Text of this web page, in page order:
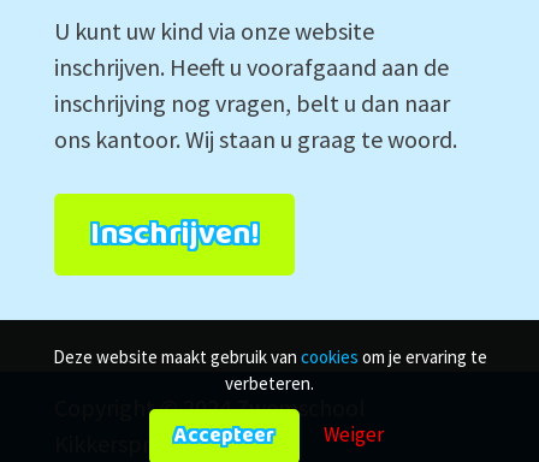
U kunt uw kind via onze website
inschrijven. Heeft u voorafgaand aan de
inschrijving nog vragen, belt u dan naar
ons kantoor. Wij staan u graag te woord.
Inschrijven!
Copyright © 2024 Zwemschool
Kikkersprong
Deze website maakt gebruik van cookies om je ervaring te
verbeteren.
Accepteer Weiger